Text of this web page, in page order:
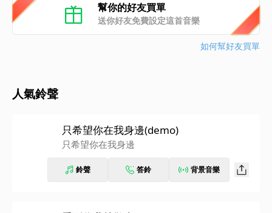
幫你的好友買單
送你好友免費設定這首音樂
如何幫好友買單
人氣鈴聲
只希望你在我身邊(demo)
只希望你在我身邊
鈴聲 答鈴 背景音樂